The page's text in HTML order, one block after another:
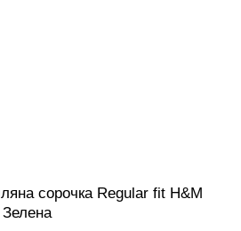
сорочка Regular fit H&M